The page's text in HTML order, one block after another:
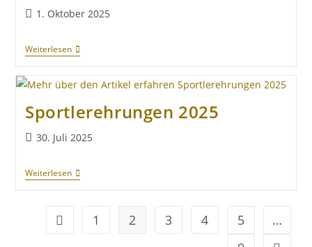
1. Oktober 2025
Weiterlesen
Sportlerehrungen 2025
30. Juli 2025
Weiterlesen
1 2 3 4 5
…